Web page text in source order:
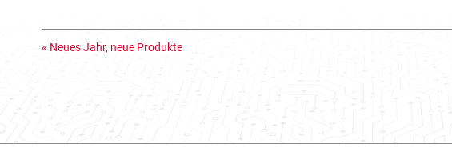
« Neues Jahr, neue Produkte